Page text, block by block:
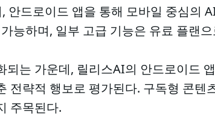
안드로이드 앱을 통해 모바일 중심의
능하며, 일부 고급 기능은 유료 플랜
는 가운데, 릴리스AI의 안드로이드
전략적 행보로 평가된다. 구독형 콘텐
주목된다.